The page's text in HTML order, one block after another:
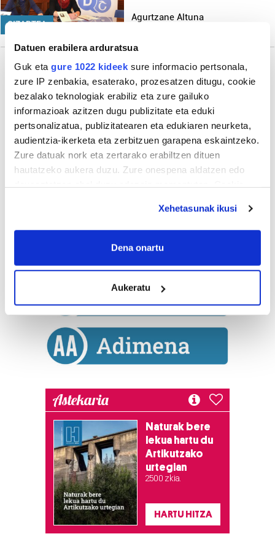
Datuen erabilera arduratsua
Guk eta gure 1022 kideek sure informacio pertsonala,
zure IP zenbakia, esaterako, prozesatzen ditugu, cookie
bezalako teknologiak erabiliz eta zure gailuko
informazioak azitzen dugu publizitate eta eduki
pertsonalizatua, publizitatearen eta edukiaren neurketa,
audientzia-ikerketa eta zerbitzuen garapena eskaintzeko.
Zure datuak nork eta zertarako erabiltzen dituen
hautatzeko aukera duzu. Zure onespena aldatzen edo
If you allow, we would also like to:
Collect information about your geographical
Identify your device by actively scanning it for
specific characteristics (fingerprinting)
and set your preferences in the
Guk eta gure bazkideek zure datu pertsonalak
teknologia erabiliz, cookieak adibidez, iragarki eta eduki
pertsonalizatuak eskaintzeko, iragarkiak eta edukia
neurtzeko, jendeari buruzko informazioa biltzeko eta
produktuak garatzeko. Zure datuak nork eta zertarako
erabiltzen dituen hauta dezakezu.
Bazkide batzuek ez dizute baimenik eskatzen, eta beren
interes komertzial legitimoetan babesten dira. Ikusi gure
bazkideen zerrenda, beren ustez zein helburutarako
duten interes legitimoa eta horren aurka nola egin
Xehetasunak ikusi
Dena onartu
Aukeratu
GIZARTEA
Agurtzane Altuna
Gehiago
Astekaria
Naturak bere
lekua hartu du
Artikutzako
urtegian
2.500 zkia.
HARTU HITZA